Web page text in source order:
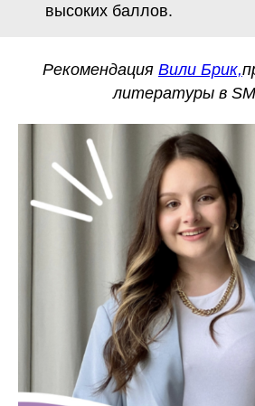
высоких баллов.
Рекомендация Вили Брик,
литературы в